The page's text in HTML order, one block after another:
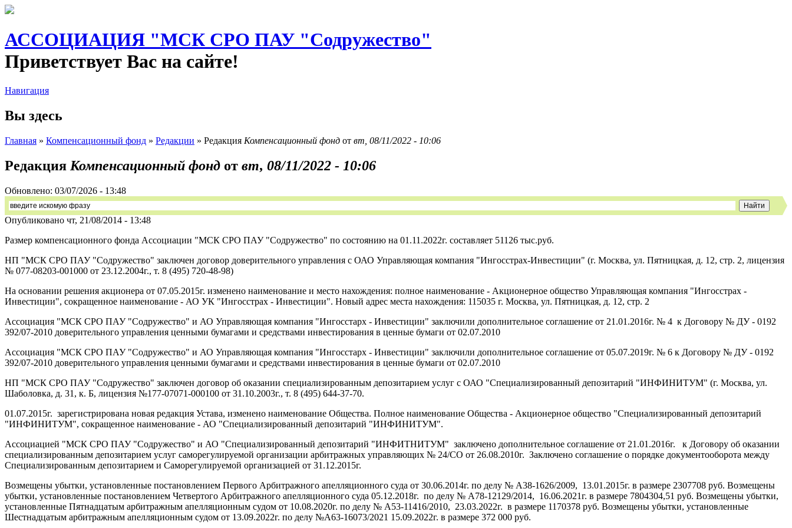
АССОЦИАЦИЯ "МСК СРО ПАУ "Содружество"
Приветствует Вас на сайте!
Навигация
Вы здесь
Главная » Компенсационный фонд » Редакции » Редакция Компенсационный фонд от вт, 08/11/2022 - 10:06
Редакция Компенсационный фонд от вт, 08/11/2022 - 10:06
Обновлено: 03/07/2026 - 13:48
Опубликовано чт, 21/08/2014 - 13:48
Размер компенсационного фонда Ассоциации "МСК СРО ПАУ "Содружество" по состоянию на 01.11.2022г. составляет 51126 тыс.руб.
НП "МСК СРО ПАУ "Содружество" заключен договор доверительного управления с ОАО Управляющая компания "Ингосстрах-Инвестиции" (г. Москва, ул. Пятницкая, д. 12, стр. 2, лицензия
№ 077-08203-001000 от 23.12.2004г., т. 8 (495) 720-48-98)
На основании решения акционера от 07.05.2015г. изменено наименование и место нахождения: полное наименование - Акционерное общество Управляющая компания "Ингосстрах -
Инвестиции", сокращенное наименование - АО УК "Ингосстрах - Инвестиции". Новый адрес места нахождения: 115035 г. Москва, ул. Пятницкая, д. 12, стр. 2
Ассоциация "МСК СРО ПАУ "Содружество" и АО Управляющая компания "Ингосстарх - Инвестиции" заключили дополнительное соглашение от 21.01.2016г. № 4 к Договору № ДУ - 0192
392/07-2010 доверительного управления ценными бумагами и средствами инвестирования в ценные бумаги от 02.07.2010
Ассоциация "МСК СРО ПАУ "Содружество" и АО Управляющая компания "Ингосстарх - Инвестиции" заключили дополнительное соглашение от 05.07.2019г. № 6 к Договору № ДУ - 0192
392/07-2010 доверительного управления ценными бумагами и средствами инвестирования в ценные бумаги от 02.07.2010
НП "МСК СРО ПАУ "Содружество" заключен договор об оказании специализированным депозитарием услуг с ОАО "Специализированный депозитарий "ИНФИНИТУМ" (г. Москва, ул.
Шаболовка, д. 31, к. Б, лицензия №177-07071-000100 от 31.10.2003г., т. 8 (495) 644-37-70.
01.07.2015г. зарегистрирована новая редакция Устава, изменено наименование Общества. Полное наименование Общества - Акционерное общество "Специализированный депозитарий
"ИНФИНИТУМ", сокращенное наименование - АО "Специализированный депозитарий "ИНФИНИТУМ".
Ассоциацией "МСК СРО ПАУ "Содружество" и АО "Специализированный депозитарий "ИНФИТНИТУМ" заключено дополнительное соглашение от 21.01.2016г. к Договору об оказании
специализированным депозитарием услуг саморегулируемой организации арбитражных управляющих № 24/СО от 26.08.2010г. Заключено соглашение о порядке документооборота между
Специализированным депозитарием и Саморегулируемой организацией от 31.12.2015г.
Возмещены убытки, установленные постановлением Первого Арбитражного апелляционного суда от 30.06.2014г. по делу № А38-1626/2009, 13.01.2015г. в размере 2307708 руб. Возмещены
убытки, установленные постановлением Четвертого Арбитражного апелляционного суда 05.12.2018г. по делу № А78-12129/2014, 16.06.2021г. в размере 7804304,51 руб. Возмещены убытки,
установленные Пятнадцатым арбитражным апелляционным судом от 10.08.2020г. по делу № А53-11416/2010, 23.03.2022г. в размере 1170378 руб. Возмещены убытки, установленные
Шестнадцатым арбитражным апелляционным судом от 13.09.2022г. по делу №А63-16073/2021 15.09.2022г. в размере 372 000 руб.